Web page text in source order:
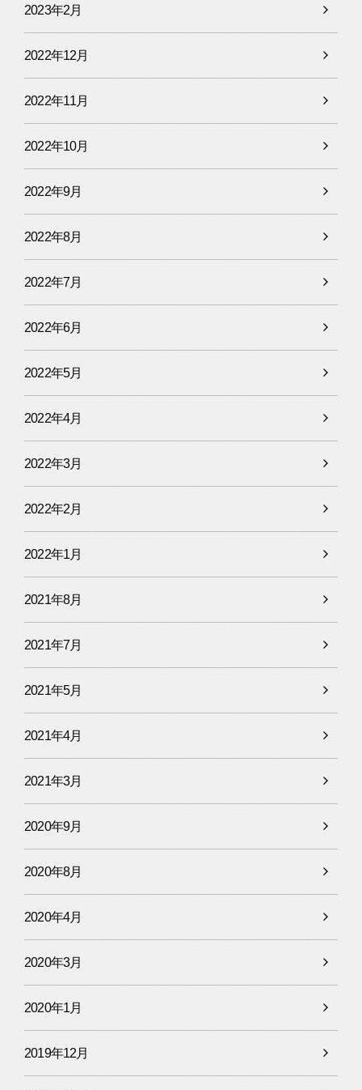
2023年2月
2022年12月
2022年11月
2022年10月
2022年9月
2022年8月
2022年7月
2022年6月
2022年5月
2022年4月
2022年3月
2022年2月
2022年1月
2021年8月
2021年7月
2021年5月
2021年4月
2021年3月
2020年9月
2020年8月
2020年4月
2020年3月
2020年1月
2019年12月